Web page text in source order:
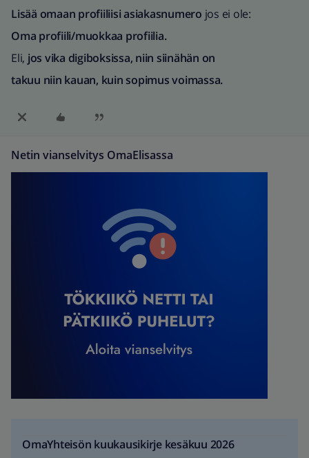
Lisää omaan profiiliisi asiakasnumero jos ei ole:
Oma profiili/muokkaa profiilia.
Eli, jos vika digiboksissa, niin siinähän on
takuu niin kauan, kuin sopimus voimassa.
Netin vianselvitys OmaElisassa
OmaYhteisön kuukausikirje kesäkuu 2026